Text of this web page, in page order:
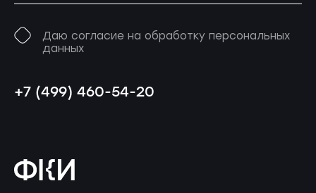
Даю согласие на обработку персональных
данных
+7 (499) 460-54-20